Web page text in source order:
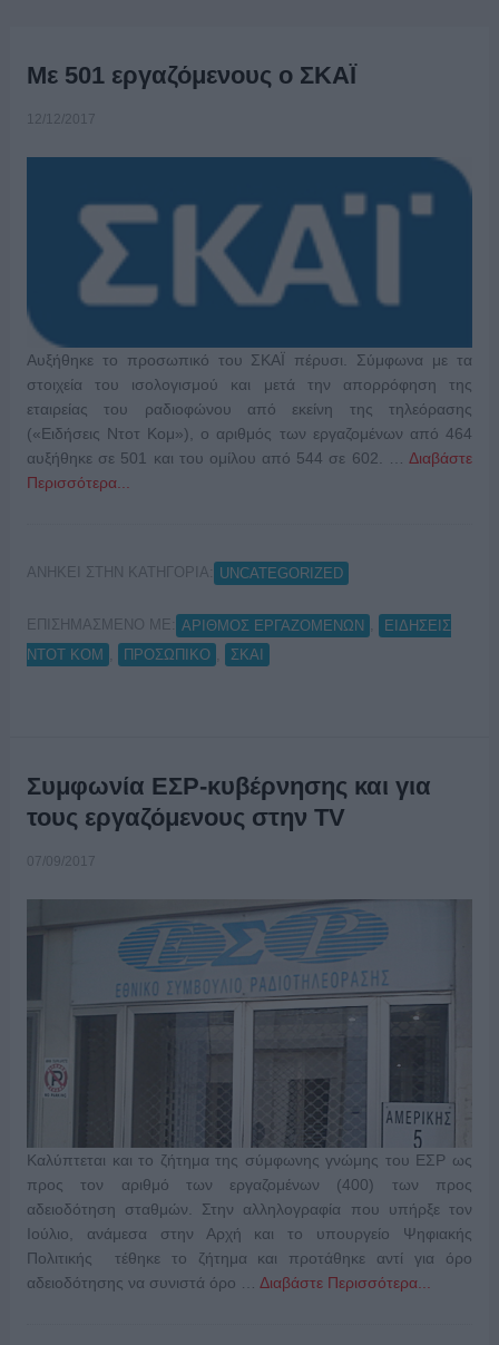
Με 501 εργαζόμενους ο ΣΚΑΪ
12/12/2017
Αυξήθηκε το προσωπικό του ΣΚΑΪ πέρυσι. Σύμφωνα με τα
στοιχεία του ισολογισμού και μετά την απορρόφηση της
εταιρείας του ραδιοφώνου από εκείνη της τηλεόρασης
(«Ειδήσεις Ντοτ Κομ»), ο αριθμός των εργαζομένων από 464
αυξήθηκε σε 501 και του ομίλου από 544 σε 602. …Διαβάστε
Περισσότερα...
ΑΝΗΚΕΙ ΣΤΗΝ ΚΑΤΗΓΟΡΙΑ: UNCATEGORIZED
ΕΠΙΣΗΜΑΣΜΕΝΟ ΜΕ: ΑΡΙΘΜΟΣ ΕΡΓΑΖΟΜΕΝΩΝ
ΕΙΔΗΣΕΙΣ
ΝΤΟΤ ΚΟΜ
ΠΡΟΣΩΠΙΚΟ ΣΚΑΙ
Συμφωνία ΕΣΡ-κυβέρνησης και για
τους εργαζόμενους στην TV
07/09/2017
Καλύπτεται και το ζήτημα της σύμφωνης γνώμης του ΕΣΡ ως
προς τον αριθμό των εργαζομένων (400) των προς
αδειοδότηση σταθμών. Στην αλληλογραφία που υπήρξε τον
Ιούλιο, ανάμεσα στην Αρχή και το υπουργείο Ψηφιακής
Πολιτικής τέθηκε το ζήτημα και προτάθηκε αντί για όρο
αδειοδότησης να συνιστά όρο … Διαβάστε Περισσότερα...